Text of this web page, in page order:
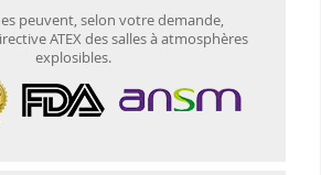
peuvent, selon votre demande,
ATEX des salles à atmosphères
explosibles.